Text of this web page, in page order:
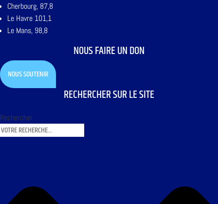
Cherbourg, 87,8
Le Havre 101,1
Le Mans, 98,8
NOUS FAIRE UN DON
NOUS SOUTENIR
RECHERCHER SUR LE SITE
Rechercher